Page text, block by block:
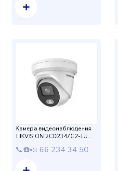
Камера видеонаблюдения
HIKVISION 2CD2347G2-LU
📞☎️📣 66 234 34 50